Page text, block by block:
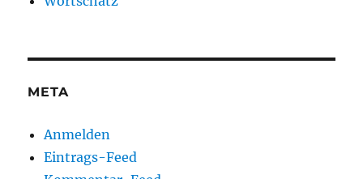
META
Anmelden
Eintrags-Feed